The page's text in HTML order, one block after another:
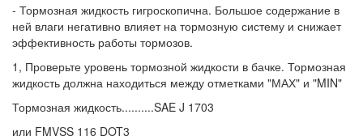
- Тормозная жидкость гигроскопична. Большое содержание в
ней влаги негативно влияет на тормозную систему и снижает
эффективность работы тормозов.
1, Проверьте уровень тормозной жидкости в бачке. Тормозная
жидкость должна находиться между отметками "МАХ" и "MIN"
Тормозная жидкость..........SAE J 1703
или FMVSS 116 DOT3